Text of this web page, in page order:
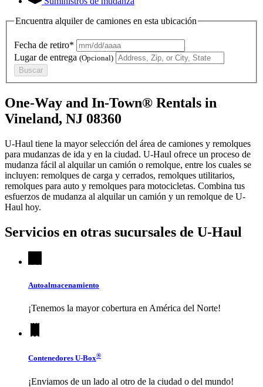
Encuentra alquiler de camiones en esta ubicación
Fecha de retiro*
Lugar de entrega (Opcional)
Buscar
One-Way and In-Town® Rentals in
Vineland, NJ 08360
U-Haul tiene la mayor selección del área de camiones y remolques
para mudanzas de ida y en la ciudad. U-Haul ofrece un proceso de
mudanza fácil al alquilar un camión o remolque, entre los cuales se
incluyen: remolques de carga y cerrados, remolques utilitarios,
remolques para auto y remolques para motocicletas. Combina tus
esfuerzos de mudanza al alquilar un camión y un remolque de U-
Haul hoy.
Servicios en otras sucursales de U-Haul
Autoalmacenamiento
¡Tenemos la mayor cobertura en América del Norte!
Contenedores U-Box®
¡Enviamos de un lado al otro de la ciudad o del mundo!